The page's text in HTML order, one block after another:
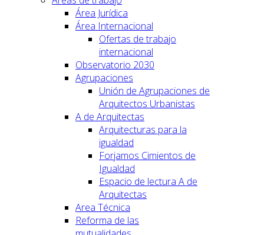
Área Jurídica
Área Internacional
Ofertas de trabajo
internacional
Observatorio 2030
Agrupaciones
Unión de Agrupaciones de
Arquitectos Urbanistas
A de Arquitectas
Arquitecturas para la
igualdad
Forjamos Cimientos de
Igualdad
Espacio de lectura A de
Arquitectas
Area Técnica
Reforma de las